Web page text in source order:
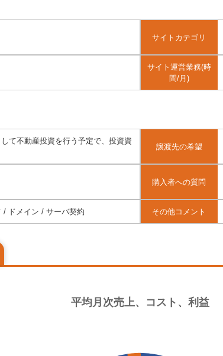
サイトカテゴリ
サイト運営業務(時
間/月)
て不動産投資を行う予定で、投資資
譲渡先の希望
購入者への質問
/ ドメイン / サーバ契約 その他コメント